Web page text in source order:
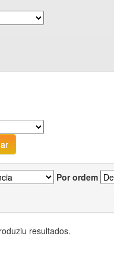
Por ordem
resultados.